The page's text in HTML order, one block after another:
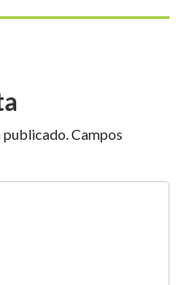
publicado.Campos